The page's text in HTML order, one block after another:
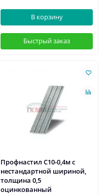
В корзину
Быстрый заказ
Профнастил С10-0,4м с
нестандартной шириной,
толщина 0,5
оцинкованный